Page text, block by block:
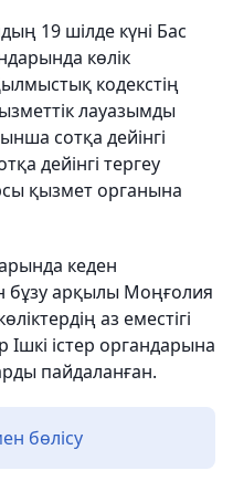
19 шілде күні Бас
көлік
кодекстің
лауазымды
сотқа дейінгі
дейінгі тергеу
қызмет органына
кеден
арқылы Моңғолия
аз еместігі
істер органдарына
пайдаланған.
бөлісу